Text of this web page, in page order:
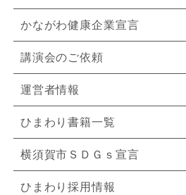
かながわ健康企業宣言
講演会のご依頼
運営者情報
ひまわり書籍一覧
横須賀市ＳＤＧｓ宣言
ひまわり採用情報